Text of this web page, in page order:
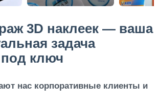
3D наклеек — ваша
задача
ключ
нас корпоративные клиенты и